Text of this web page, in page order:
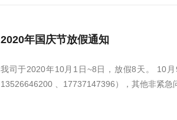
2020年国庆节放假通知
我司于2020年10月1日~8日，放假8天。 10
13526646200 、17737147396），其他非紧急